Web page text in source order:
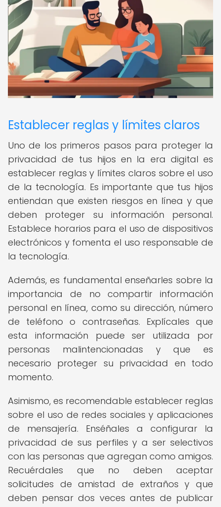
Establecer reglas y límites claros
Uno de los primeros pasos para proteger la
privacidad de tus hijos en la era digital es
establecer reglas y límites claros sobre el uso
de la tecnología. Es importante que tus hijos
entiendan que existen riesgos en línea y que
deben proteger su información personal.
Establece horarios para el uso de dispositivos
electrónicos y fomenta el uso responsable de
la tecnología.
Además, es fundamental enseñarles sobre la
importancia de no compartir información
personal en línea, como su dirección, número
de teléfono o contraseñas. Explícales que
esta información puede ser utilizada por
personas malintencionadas y que es
necesario proteger su privacidad en todo
momento.
Asimismo, es recomendable establecer reglas
sobre el uso de redes sociales y aplicaciones
de mensajería. Enséñales a configurar la
privacidad de sus perfiles y a ser selectivos
con las personas que agregan como amigos.
Recuérdales que no deben aceptar
solicitudes de amistad de extraños y que
deben pensar dos veces antes de publicar